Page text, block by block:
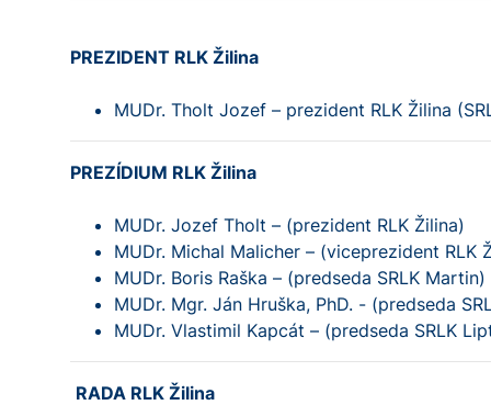
PREZIDENT RLK Žilina
MUDr. Tholt Jozef – prezident RLK Žilina
PREZÍDIUM RLK Žilina
MUDr. Jozef Tholt – (prezident RLK Žilina)
MUDr. Michal Malicher – (viceprezident RLK
MUDr. Boris Raška – (predseda SRLK Martin)
MUDr. Mgr. Ján Hruška, PhD. - (predseda
MUDr. Vlastimil Kapcát – (predseda SRLK
RADA RLK Žilina